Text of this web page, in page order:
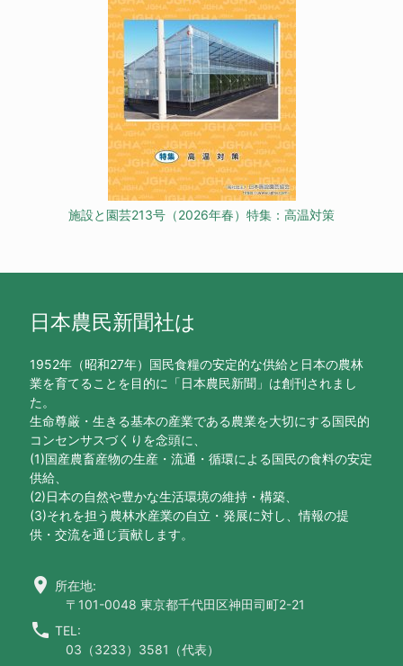
施設と園芸213号（2026年春）特集：高温対策
日本農民新聞社は
1952年（昭和27年）国民食糧の安定的な供給と日本の農林
業を育てることを目的に「日本農民新聞」は創刊されまし
た。
生命尊厳・生きる基本の産業である農業を大切にする国民的
コンセンサスづくりを念頭に、
(1)国産農畜産物の生産・流通・循環による国民の食料の安定
供給、
(2)日本の自然や豊かな生活環境の維持・構築、
(3)それを担う農林水産業の自立・発展に対し、情報の提
供・交流を通じ貢献します。
location_on 所在地:
〒101-0048 東京都千代田区神田司町2-21
call TEL:
03（3233）3581（代表）